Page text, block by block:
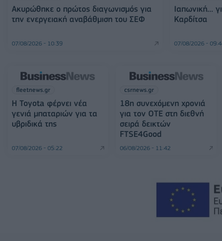
Ακυρώθηκε ο πρώτος διαγωνισμός για
την ενεργειακή αναβάθμιση του ΣΕΦ
07/08/2026 - 10:39
Ιαπωνική...
Καρδίτσα
07/08/2026 -
fleetnews.gr
Η Toyota φέρνει νέα
γενιά μπαταριών για τα
υβριδικά της
07/08/2026 - 05:22
csrnews.gr
18η συνεχόμενη χρονιά
για τον ΟΤΕ στη διεθνή
σειρά δεικτών
FTSE4Good
06/08/2026 - 11:42